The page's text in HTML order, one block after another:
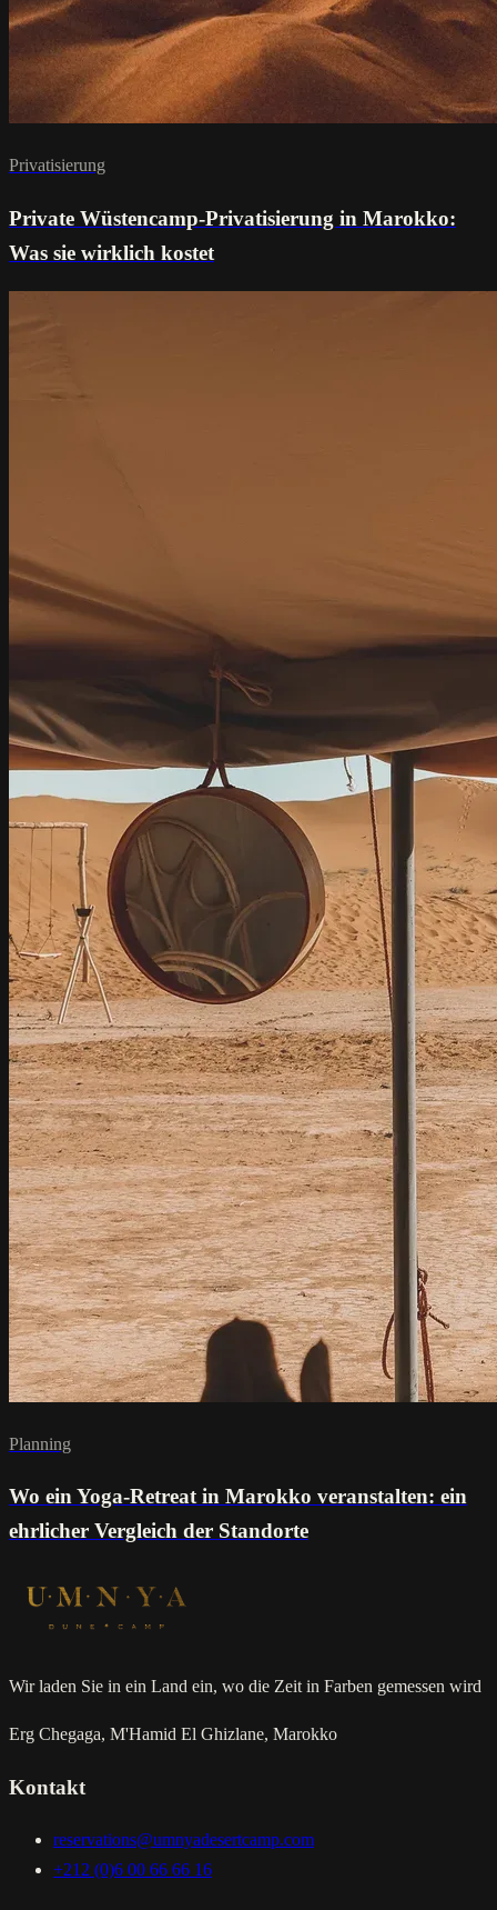
Privatisierung
Private Wüstencamp-Privatisierung in Marokko:
Was sie wirklich kostet
Planning
Wo ein Yoga-Retreat in Marokko veranstalten: ein
ehrlicher Vergleich der Standorte
Wir laden Sie in ein Land ein, wo die Zeit in Farben gemessen wird
Erg Chegaga, M'Hamid El Ghizlane, Marokko
Kontakt
reservations@umnyadesertcamp.com
+212 (0)6 00 66 66 16